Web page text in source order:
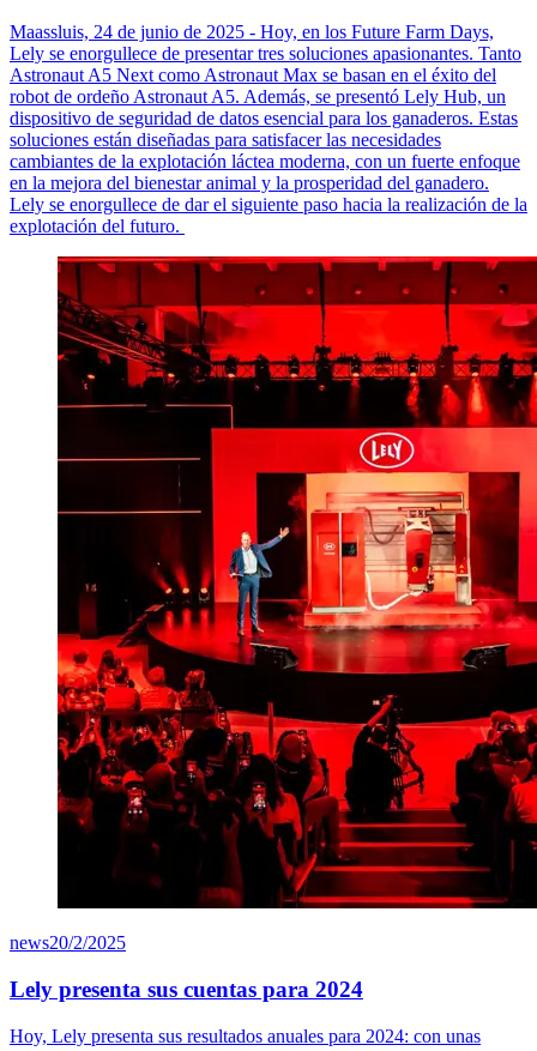
Maassluis, 24 de junio de 2025 - Hoy, en los Future Farm Days,
Lely se enorgullece de presentar tres soluciones apasionantes. Tanto
Astronaut A5 Next como Astronaut Max se basan en el éxito del
robot de ordeño Astronaut A5. Además, se presentó Lely Hub, un
dispositivo de seguridad de datos esencial para los ganaderos. Estas
soluciones están diseñadas para satisfacer las necesidades
cambiantes de la explotación láctea moderna, con un fuerte enfoque
en la mejora del bienestar animal y la prosperidad del ganadero.
Lely se enorgullece de dar el siguiente paso hacia la realización de la
explotación del futuro.
news20/2/2025
Lely presenta sus cuentas para 2024
Hoy, Lely presenta sus resultados anuales para 2024: con unas